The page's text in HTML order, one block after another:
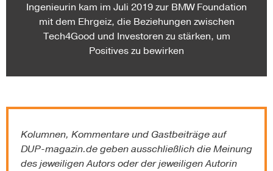
Ingenieurin kam im Juli 2019 zur BMW Foundation
mit dem Ehrgeiz, die Beziehungen zwischen
Tech4Good und Investoren zu stärken, um
Positives zu bewirken
Kolumnen, Kommentare und Gastbeiträge auf
DUP-magazin.degeben ausschließlich die Meinung
des jeweiligen Autors oder der jeweiligen Autorin